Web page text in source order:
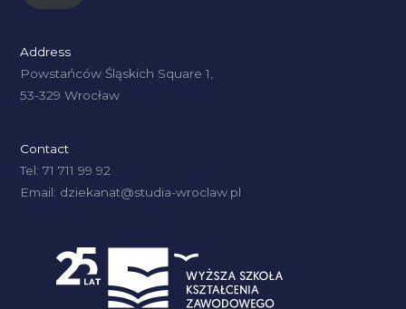
Address
Powstańców Śląskich Square 1,
53-329 Wrocław
Contact
Tel: 71 711 99 92
Email: dziekanat@studia-wroclaw.pl